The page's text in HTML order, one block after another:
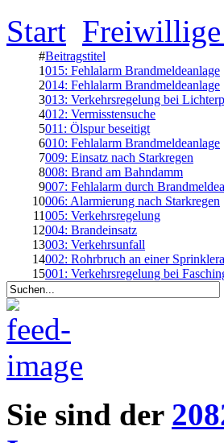
Start Freiwillige
#Beitragstitel
1015: Fehlalarm Brandmeldeanlage
2014: Fehlalarm Brandmeldeanlage
3013: Verkehrsregelung bei
4012: Vermisstensuche
5011: Ölspur beseitigt
6010: Fehlalarm Brandmeldeanlage
7009: Einsatz nach Starkregen
8008: Brand am Bahndamm
9007: Fehlalarm durch
10006: Alarmierung nach Starkregen
11005: Verkehrsregelung
12004: Brandeinsatz
13003: Verkehrsunfall
14002: Rohrbruch an einer
15001: Verkehrsregelung bei
Sie sind der